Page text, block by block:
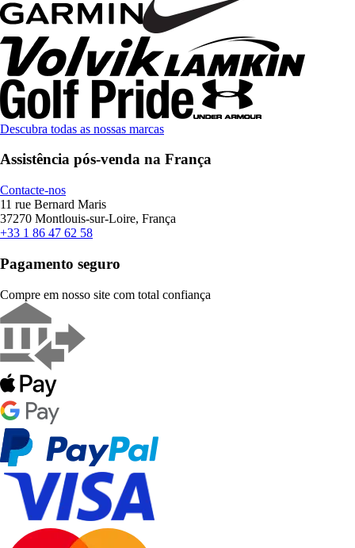
Descubra todas as nossas marcas
Assistência pós-venda na França
Contacte-nos
11 rue Bernard Maris
37270 Montlouis-sur-Loire, França
+33 1 86 47 62 58
Pagamento seguro
Compre em nosso site com total confiança